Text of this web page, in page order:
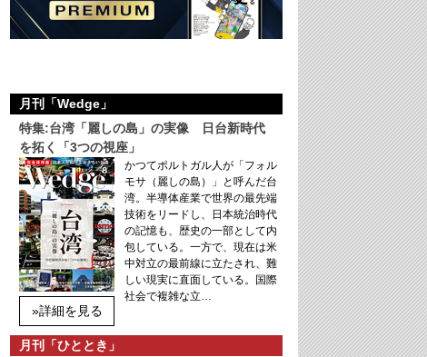
月刊「Wedge」
特集:台湾「麗しの島」の実像 日台新時代
を拓く「3つの視座」
»詳細を見る
かつてポルトガル人が「フォル
モサ（麗しの島）」と呼んだ台
湾。半導体産業で世界の最先端
技術をリードし、日本統治時代
の記憶も、歴史の一部として内
包している。一方で、現在は米
中対立の最前線に立たされ、難
しい現実に直面している。国際
社会で複雑な立…
月刊「ひととき」